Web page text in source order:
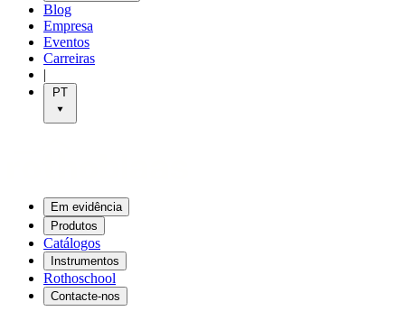
Blog
Empresa
Eventos
Carreiras
|
PT
Em evidência
Produtos
Catálogos
Instrumentos
Rothoschool
Contacte-nos